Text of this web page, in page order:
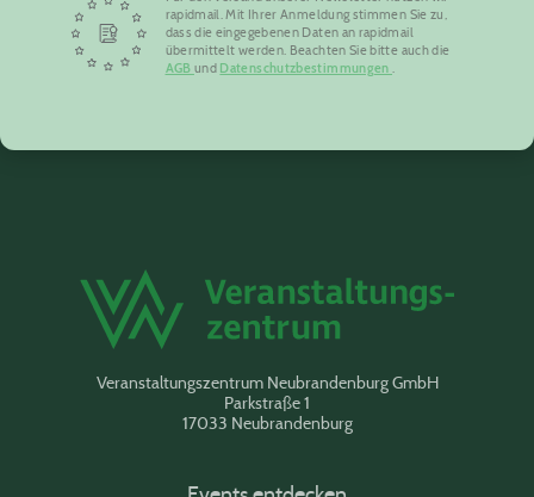
rapidmail. Mit Ihrer Anmeldung stimmen Sie zu,
dass die eingegebenen Daten an rapidmail
übermittelt werden. Beachten Sie bitte auch die
AGB und Datenschutzbestimmungen.
Veranstaltungszentrum Neubrandenburg GmbH
Parkstraße 1
17033 Neubrandenburg